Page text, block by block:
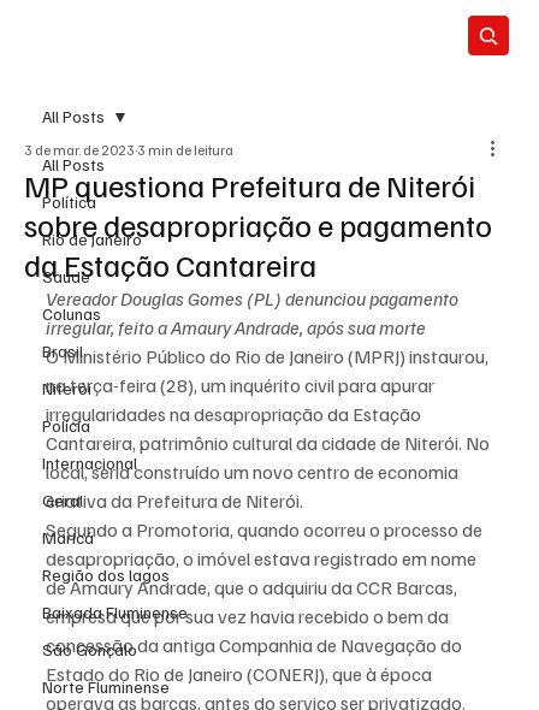
All Posts
Política
Rio de Janeiro
Saúde
Colunas
Brasil
Niterói
Polícia
Internacional
Geral
Maricá
Região dos lagos
Baixada Fluminense
São Gonçalo
Norte Fluminense
All Posts
MP questiona Prefeitura de Niterói
sobre desapropriação e pagamento
da Estação Cantareira
3 de mar. de 2023 3 min de leitura
Vereador Douglas Gomes (PL) denunciou pagamento
irregular, feito a Amaury Andrade, após sua morte
O Ministério Público do Rio de Janeiro (MPRJ) instaurou,
na terça-feira (28), um inquérito civil para apurar
irregularidades na desapropriação da Estação
Cantareira, patrimônio cultural da cidade de Niterói. No
local, seria construído um novo centro de economia
criativa da Prefeitura de Niterói.
Segundo a Promotoria, quando ocorreu o processo de
desapropriação, o imóvel estava registrado em nome
de Amaury Andrade, que o adquiriu da CCR Barcas,
empresa que por sua vez havia recebido o bem da
concessão da antiga Companhia de Navegação do
Estado do Rio de Janeiro (CONERJ), que à época
operava as barcas, antes do serviço ser privatizado.